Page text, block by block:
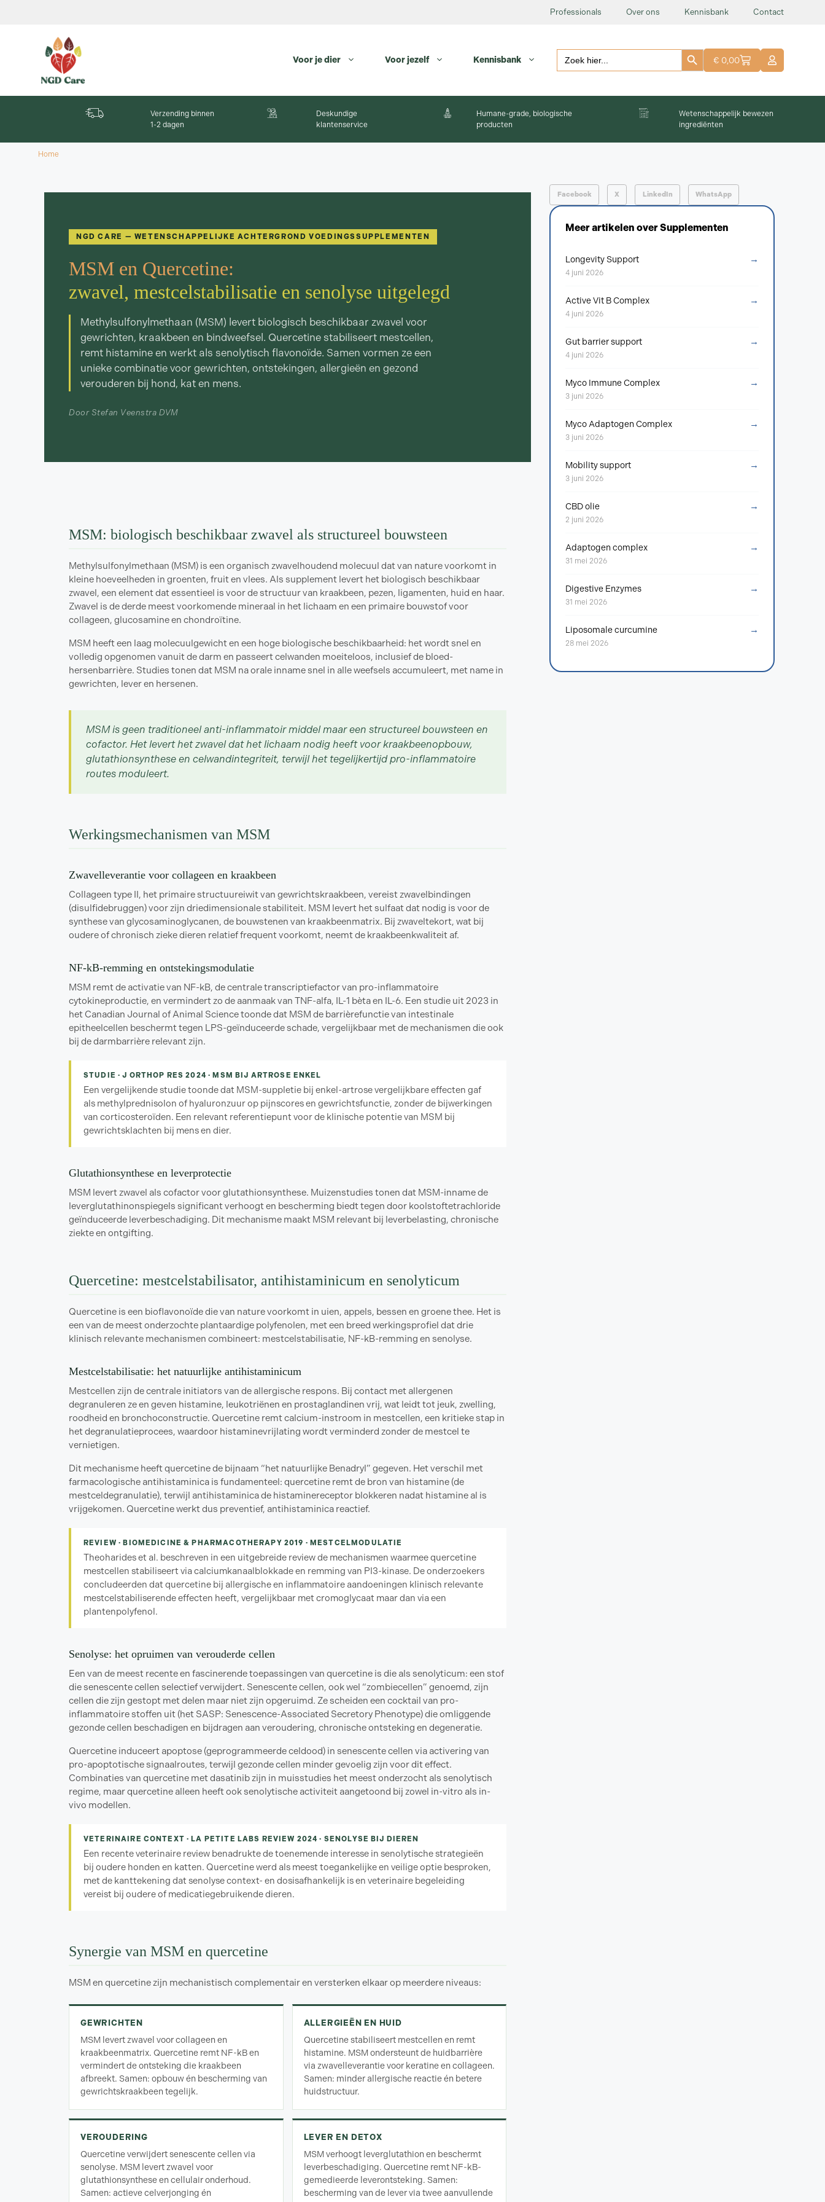
Professionals Over ons Kennisbank Contact
Voor je dier Voor jezelf Kennisbank
Zoeken: Zoekknop
€ 0,00
Verzending binnen
1-2 dagen
Deskundige
klantenservice
Humane-grade, biologische
producten
Wetenschappelijk bewezen
ingrediënten
Home
NGD CARE — WETENSCHAPPELIJKE ACHTERGROND VOEDINGSSUPPLEMENTEN
MSM en Quercetine:
zwavel, mestcelstabilisatie en senolyse uitgelegd
Methylsulfonylmethaan (MSM) levert biologisch beschikbaar zwavel voor
gewrichten, kraakbeen en bindweefsel. Quercetine stabiliseert mestcellen,
remt histamine en werkt als senolytisch flavonoïde. Samen vormen ze een
unieke combinatie voor gewrichten, ontstekingen, allergieën en gezond
verouderen bij hond, kat en mens.
Door Stefan Veenstra DVM
MSM: biologisch beschikbaar zwavel als structureel bouwsteen
Methylsulfonylmethaan (MSM) is een organisch zwavelhoudend molecuul dat van nature voorkomt in
kleine hoeveelheden in groenten, fruit en vlees. Als supplement levert het biologisch beschikbaar
zwavel, een element dat essentieel is voor de structuur van kraakbeen, pezen, ligamenten, huid en haar.
Zwavel is de derde meest voorkomende mineraal in het lichaam en een primaire bouwstof voor
collageen, glucosamine en chondroïtine.
MSM heeft een laag molecuulgewicht en een hoge biologische beschikbaarheid: het wordt snel en
volledig opgenomen vanuit de darm en passeert celwanden moeiteloos, inclusief de bloed-
hersenbarrière. Studies tonen dat MSM na orale inname snel in alle weefsels accumuleert, met name in
gewrichten, lever en hersenen.
MSM is geen traditioneel anti-inflammatoir middel maar een structureel bouwsteen en
cofactor. Het levert het zwavel dat het lichaam nodig heeft voor kraakbeenopbouw,
glutathionsynthese en celwandintegriteit, terwijl het tegelijkertijd pro-inflammatoire
routes moduleert.
Werkingsmechanismen van MSM
Zwavelleverantie voor collageen en kraakbeen
Collageen type II, het primaire structuureiwit van gewrichtskraakbeen, vereist zwavelbindingen
(disulfidebruggen) voor zijn driedimensionale stabiliteit. MSM levert het sulfaat dat nodig is voor de
synthese van glycosaminoglycanen, de bouwstenen van kraakbeenmatrix. Bij zwaveltekort, wat bij
oudere of chronisch zieke dieren relatief frequent voorkomt, neemt de kraakbeenkwaliteit af.
NF-kB-remming en ontstekingsmodulatie
MSM remt de activatie van NF-kB, de centrale transcriptiefactor van pro-inflammatoire
cytokineproductie, en vermindert zo de aanmaak van TNF-alfa, IL-1 bèta en IL-6. Een studie uit 2023 in
het Canadian Journal of Animal Science toonde dat MSM de barrièrefunctie van intestinale
epitheelcellen beschermt tegen LPS-geïnduceerde schade, vergelijkbaar met de mechanismen die ook
bij de darmbarrière relevant zijn.
STUDIE · J ORTHOP RES 2024 · MSM BIJ ARTROSE ENKEL
Een vergelijkende studie toonde dat MSM-suppletie bij enkel-artrose vergelijkbare effecten gaf
als methylprednisolon of hyaluronzuur op pijnscores en gewrichtsfunctie, zonder de bijwerkingen
van corticosteroïden. Een relevant referentiepunt voor de klinische potentie van MSM bij
gewrichtsklachten bij mens en dier.
Glutathionsynthese en leverprotectie
MSM levert zwavel als cofactor voor glutathionsynthese. Muizenstudies tonen dat MSM-inname de
leverglutathinonspiegels significant verhoogt en bescherming biedt tegen door koolstoftetrachloride
geïnduceerde leverbeschadiging. Dit mechanisme maakt MSM relevant bij leverbelasting, chronische
ziekte en ontgifting.
Quercetine: mestcelstabilisator, antihistaminicum en senolyticum
Quercetine is een bioflavonoïde die van nature voorkomt in uien, appels, bessen en groene thee. Het is
een van de meest onderzochte plantaardige polyfenolen, met een breed werkingsprofiel dat drie
klinisch relevante mechanismen combineert: mestcelstabilisatie, NF-kB-remming en senolyse.
Mestcelstabilisatie: het natuurlijke antihistaminicum
Mestcellen zijn de centrale initiators van de allergische respons. Bij contact met allergenen
degranuleren ze en geven histamine, leukotriënen en prostaglandinen vrij, wat leidt tot jeuk, zwelling,
roodheid en bronchoconstructie. Quercetine remt calcium-instroom in mestcellen, een kritieke stap in
het degranulatieprocees, waardoor histaminevrijlating wordt verminderd zonder de mestcel te
vernietigen.
Dit mechanisme heeft quercetine de bijnaam “het natuurlijke Benadryl” gegeven. Het verschil met
farmacologische antihistaminica is fundamenteel: quercetine remt de bron van histamine (de
mestceldegranulatie), terwijl antihistaminica de histaminereceptor blokkeren nadat histamine al is
vrijgekomen. Quercetine werkt dus preventief, antihistaminica reactief.
REVIEW · BIOMEDICINE & PHARMACOTHERAPY 2019 · MESTCELMODULATIE
Theoharides et al. beschreven in een uitgebreide review de mechanismen waarmee quercetine
mestcellen stabiliseert via calciumkanaalblokkade en remming van PI3-kinase. De onderzoekers
concludeerden dat quercetine bij allergische en inflammatoire aandoeningen klinisch relevante
mestcelstabiliserende effecten heeft, vergelijkbaar met cromoglycaat maar dan via een
plantenpolyfenol.
Senolyse: het opruimen van verouderde cellen
Een van de meest recente en fascinerende toepassingen van quercetine is die als senolyticum: een stof
die senescente cellen selectief verwijdert. Senescente cellen, ook wel “zombiecellen” genoemd, zijn
cellen die zijn gestopt met delen maar niet zijn opgeruimd. Ze scheiden een cocktail van pro-
inflammatoire stoffen uit (het SASP: Senescence-Associated Secretory Phenotype) die omliggende
gezonde cellen beschadigen en bijdragen aan veroudering, chronische ontsteking en degeneratie.
Quercetine induceert apoptose (geprogrammeerde celdood) in senescente cellen via activering van
pro-apoptotische signaalroutes, terwijl gezonde cellen minder gevoelig zijn voor dit effect.
Combinaties van quercetine met dasatinib zijn in muisstudies het meest onderzocht als senolytisch
regime, maar quercetine alleen heeft ook senolytische activiteit aangetoond bij zowel in-vitro als in-
vivo modellen.
VETERINAIRE CONTEXT · LA PETITE LABS REVIEW 2024 · SENOLYSE BIJ DIEREN
Een recente veterinaire review benadrukte de toenemende interesse in senolytische strategieën
bij oudere honden en katten. Quercetine werd als meest toegankelijke en veilige optie besproken,
met de kanttekening dat senolyse context- en dosisafhankelijk is en veterinaire begeleiding
vereist bij oudere of medicatiegebruikende dieren.
Synergie van MSM en quercetine
MSM en quercetine zijn mechanistisch complementair en versterken elkaar op meerdere niveaus:
GEWRICHTEN
MSM levert zwavel voor collageen en
kraakbeenmatrix. Quercetine remt NF-kB en
vermindert de ontsteking die kraakbeen
afbreekt. Samen: opbouw én bescherming van
gewrichtskraakbeen tegelijk.
ALLERGIEËN EN HUID
Quercetine stabiliseert mestcellen en remt
histamine. MSM ondersteunt de huidbarrière
via zwavelleverantie voor keratine en collageen.
Samen: minder allergische reactie én betere
huidstructuur.
VEROUDERING
Quercetine verwijdert senescente cellen via
senolyse. MSM levert zwavel voor
glutathionsynthese en cellulair onderhoud.
Samen: actieve celverjonging én
LEVER EN DETOX
MSM verhoogt leverglutathion en beschermt
leverbeschadiging. Quercetine remt NF-kB-
gemedieerde leverontsteking. Samen:
bescherming van de lever via twee aanvullende
Facebook X LinkedIn WhatsApp
Meer artikelen overSupplementen
Longevity Support →
4 juni 2026
Active Vit B Complex →
4 juni 2026
Gut barrier support →
4 juni 2026
Myco Immune Complex →
3 juni 2026
Myco Adaptogen Complex →
3 juni 2026
Mobility support →
3 juni 2026
CBD olie →
2 juni 2026
Adaptogen complex →
31 mei 2026
Digestive Enzymes →
31 mei 2026
Liposomale curcumine →
28 mei 2026